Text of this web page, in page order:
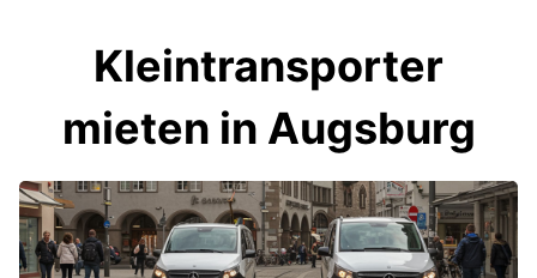
Kleintransporter
mieten in Augsburg